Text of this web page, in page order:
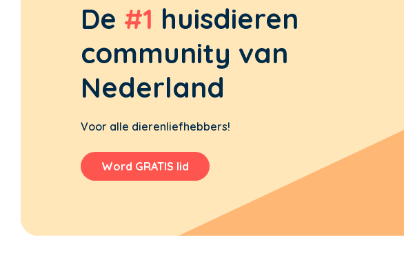
De #1 huisdieren
community van
Nederland
Voor alle dierenliefhebbers!
Word GRATIS lid